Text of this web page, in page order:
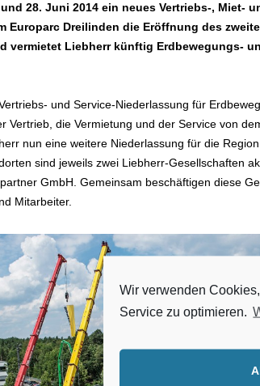
28. Juni 2014 ein neues Vertriebs-, Miet-
Europarc Dreilinden die Eröffnung des
vermietet Liebherr künftig Erdbewegungs-
und Service-Niederlassung für
Vertrieb, die Vermietung und der Service von
nun eine weitere Niederlassung für die
sind jeweils zwei Liebherr-Gesellschaften
GmbH. Gemeinsam beschäftigen diese
Mitarbeiter.
Wir verwenden
Service zu optimieren.